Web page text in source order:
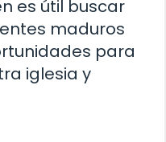
es útil buscar
maduros
para
iglesia y